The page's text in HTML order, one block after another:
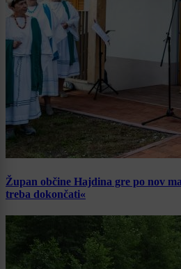
Župan občine Hajdina gre po nov
treba dokončati«